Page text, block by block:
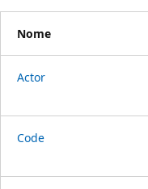
Nome
Actor
Code